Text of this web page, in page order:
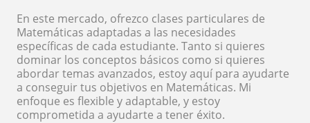
En este mercado, ofrezco clases particulares de
Matemáticas adaptadas a las necesidades
específicas de cada estudiante. Tanto si quieres
dominar los conceptos básicos como si quieres
abordar temas avanzados, estoy aquí para ayudarte
a conseguir tus objetivos en Matemáticas. Mi
enfoque es flexible y adaptable, y estoy
comprometida a ayudarte a tener éxito.